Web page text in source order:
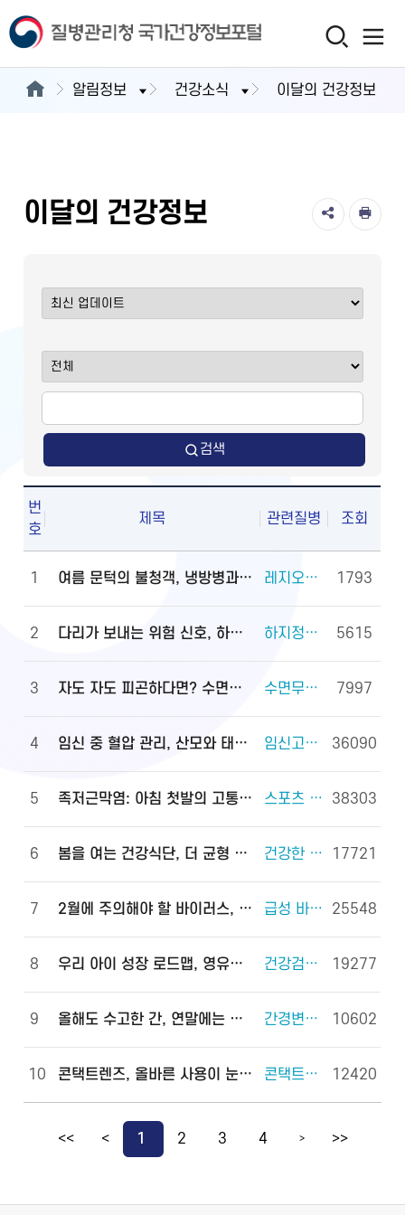
알림정보 건강소식 이달의 건강정보
이달의 건강정보
검색
번
호
제목 관련질병 조회
1 여름 문턱의 불청객, 냉방병과 기립저혈압 관리법 레지오넬라증 외 2건 1793
2 다리가 보내는 위험 신호, 하지정맥류 하지정맥류 외 3건 5615
3 자도 자도 피곤하다면? 수면무호흡증 진단·관리법 수면무호흡증 외 2건 7997
4 임신 중 혈압 관리, 산모와 태아를 지키는 첫걸음 임신고혈압과 전자간증(임신중독증) 외 4건 36090
5 족저근막염: 아침 첫발의 고통, 원인과 대처법 스포츠 손상과 안전(족관절(발목 관절) 손상) 외 2건 38303
6 봄을 여는 건강식단, 더 균형 있게! 건강한 체중조절을 위한 식사 외 6건 17721
7 2월에 주의해야 할 바이러스, 이렇게 예방하세요! 급성 바이러스 위장관염 외 2건 25548
8 우리 아이 성장 로드맵, 영유아 건강검진으로 완성하세요! 건강검진(국가건강검진) 외 2건 19277
9 올해도 수고한 간, 연말에는 쉬게 해 주세요! 간경변증 외 3건 10602
10 콘택트렌즈, 올바른 사용이 눈 건강을 지킵니다! 콘택트렌즈 외 2건 12420
<< < 1 2 3 4 > >>